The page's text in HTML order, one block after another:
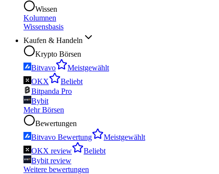
Wissen
Kolumnen
Wissensbasis
Kaufen & Handeln
Krypto Börsen
Bitvavo
Meistgewählt
OKX
Beliebt
Bitpanda Pro
Bybit
Mehr Börsen
Bewertungen
Bitvavo Bewertung
Meistgewählt
OKX review
Beliebt
Bybit review
Weitere bewertungen